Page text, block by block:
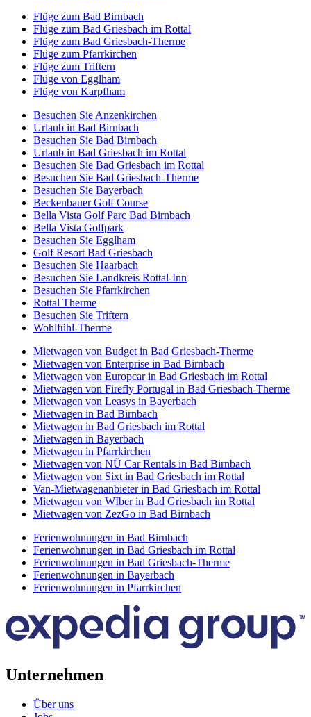
Flüge zum Bad Birnbach
Flüge zum Bad Griesbach im Rottal
Flüge zum Bad Griesbach-Therme
Flüge zum Pfarrkirchen
Flüge zum Triftern
Flüge von Egglham
Flüge von Karpfham
Besuchen Sie Anzenkirchen
Urlaub in Bad Birnbach
Besuchen Sie Bad Birnbach
Urlaub in Bad Griesbach im Rottal
Besuchen Sie Bad Griesbach im Rottal
Besuchen Sie Bad Griesbach-Therme
Besuchen Sie Bayerbach
Beckenbauer Golf Course
Bella Vista Golf Parc Bad Birnbach
Bella Vista Golfpark
Besuchen Sie Egglham
Golf Resort Bad Griesbach
Besuchen Sie Haarbach
Besuchen Sie Landkreis Rottal-Inn
Besuchen Sie Pfarrkirchen
Rottal Therme
Besuchen Sie Triftern
Wohlfühl-Therme
Mietwagen von Budget in Bad Griesbach-Therme
Mietwagen von Enterprise in Bad Birnbach
Mietwagen von Europcar in Bad Griesbach im Rottal
Mietwagen von Firefly Portugal in Bad Griesbach-Therme
Mietwagen von Leasys in Bayerbach
Mietwagen in Bad Birnbach
Mietwagen in Bad Griesbach im Rottal
Mietwagen in Bayerbach
Mietwagen in Pfarrkirchen
Mietwagen von NÜ Car Rentals in Bad Birnbach
Mietwagen von Sixt in Bad Griesbach im Rottal
Van-Mietwagenanbieter in Bad Griesbach im Rottal
Mietwagen von WIber in Bad Griesbach im Rottal
Mietwagen von ZezGo in Bad Birnbach
Ferienwohnungen in Bad Birnbach
Ferienwohnungen in Bad Griesbach im Rottal
Ferienwohnungen in Bad Griesbach-Therme
Ferienwohnungen in Bayerbach
Ferienwohnungen in Pfarrkirchen
Unternehmen
Über uns